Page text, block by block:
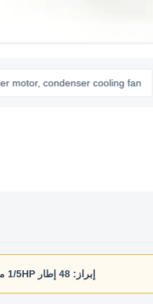
condenser cooling fan
إبراز: 48 إطار 1/5HP محرك مروحة المكثف